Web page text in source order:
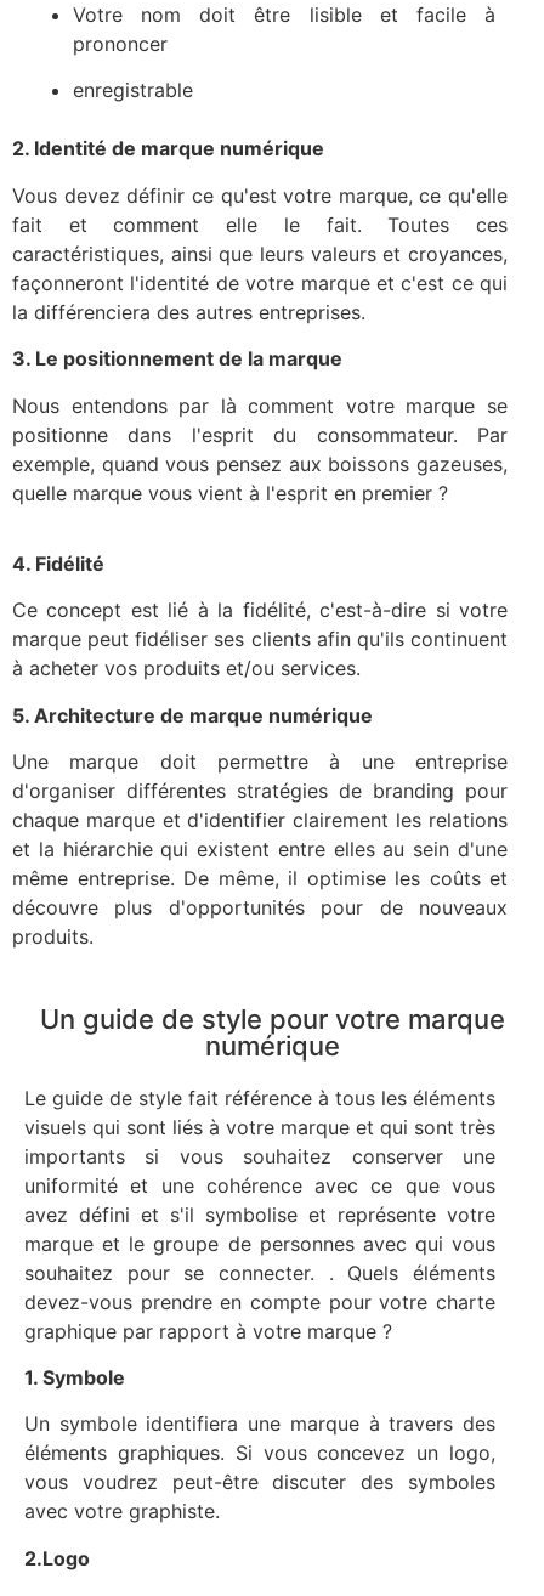
Votre nom doit être lisible et facile à
prononcer
enregistrable
2. Identité de marque numérique
Vous devez définir ce qu'est votre marque, ce qu'elle
fait et comment elle le fait. Toutes ces
caractéristiques, ainsi que leurs valeurs et croyances,
façonneront l'identité de votre marque et c'est ce qui
la différenciera des autres entreprises.
3. Le positionnement de la marque
Nous entendons par là comment votre marque se
positionne dans l'esprit du consommateur. Par
exemple, quand vous pensez aux boissons gazeuses,
quelle marque vous vient à l'esprit en premier ?
4. Fidélité
Ce concept est lié à la fidélité, c'est-à-dire si votre
marque peut fidéliser ses clients afin qu'ils continuent
à acheter vos produits et/ou services.
5. Architecture de marque numérique
Une marque doit permettre à une entreprise
d'organiser différentes stratégies de branding pour
chaque marque et d'identifier clairement les relations
et la hiérarchie qui existent entre elles au sein d'une
même entreprise. De même, il optimise les coûts et
découvre plus d'opportunités pour de nouveaux
produits.
Un guide de style pour votre marque
numérique
Le guide de style fait référence à tous les éléments
visuels qui sont liés à votre marque et qui sont très
importants si vous souhaitez conserver une
uniformité et une cohérence avec ce que vous
avez défini et s'il symbolise et représente votre
marque et le groupe de personnes avec qui vous
souhaitez pour se connecter. . Quels éléments
devez-vous prendre en compte pour votre charte
graphique par rapport à votre marque ?
1. Symbole
Un symbole identifiera une marque à travers des
éléments graphiques. Si vous concevez un logo,
vous voudrez peut-être discuter des symboles
avec votre graphiste.
2.Logo